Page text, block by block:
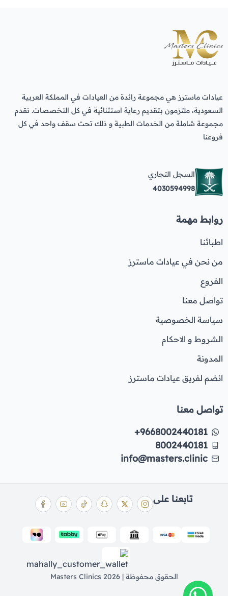
عيادات ماسترز هي مجموعة رائدة من العيادات في المملكة العربية
السعودية، ملتزمون بتقديم رعاية استثنائية في كل التخصصات. نقدم
مجموعة شاملة من الخدمات الطبية و ذلك تحت سقف واحد في كل
فروعنا
السجل التجاري
4030594998
روابط مهمة
اطبائنا
من نحن في عيادات ماسترز
الفروع
تواصل معنا
سياسة الخصوصية
الشروط و الاحكام
المدونة
انضم لفريق عيادات ماسترز
تواصل معنا
+9668002440181
8002440181
info@masters.clinic
الحقوق محفوظة | 2026 Masters Clinics
تابعنا على